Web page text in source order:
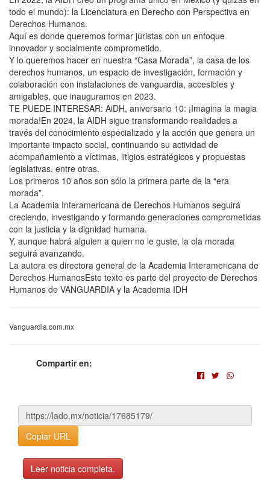
todo el mundo): la Licenciatura en Derecho con Perspectiva en
Derechos Humanos.
Aquí es donde queremos formar juristas con un enfoque
innovador y socialmente comprometido.
Y lo queremos hacer en nuestra “Casa Morada”, la casa de los
derechos humanos, un espacio de investigación, formación y
colaboración con instalaciones de vanguardia, accesibles y
amigables, que inauguramos en 2023.
TE PUEDE INTERESAR: AiDH, aniversario 10: ¡Imagina la magia
morada!En 2024, la AIDH sigue transformando realidades a
través del conocimiento especializado y la acción que genera un
importante impacto social, continuando su actividad de
acompañamiento a víctimas, litigios estratégicos y propuestas
legislativas, entre otras.
Los primeros 10 años son sólo la primera parte de la “era
morada”.
La Academia Interamericana de Derechos Humanos seguirá
creciendo, investigando y formando generaciones comprometidas
con la justicia y la dignidad humana.
Y, aunque habrá alguien a quien no le guste, la ola morada
seguirá avanzando.
La autora es directora general de la Academia Interamericana de
Derechos HumanosEste texto es parte del proyecto de Derechos
Humanos de VANGUARDIA y la Academia IDH
Vanguardia.com.mx
Compartir en:
Copiar URL
Leer noticia completa.